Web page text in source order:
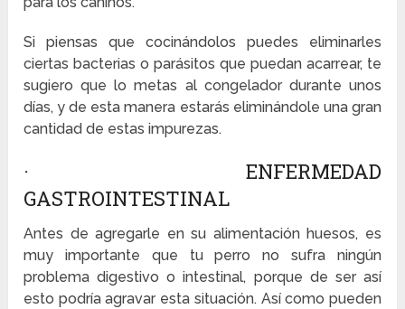
Si piensas que cocinándolos puedes eliminarles
ciertas bacterias o parásitos que puedan acarrear, te
sugiero que lo metas al congelador durante unos
días, y de esta manera estarás eliminándole una gran
cantidad de estas impurezas.
· ENFERMEDAD
GASTROINTESTINAL
Antes de agregarle en su alimentación huesos, es
muy importante que tu perro no sufra ningún
problema digestivo o intestinal, porque de ser así
esto podría agravar esta situación. Así como pueden